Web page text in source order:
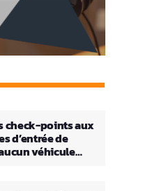
check-points aux
d’entrée de
véhicule